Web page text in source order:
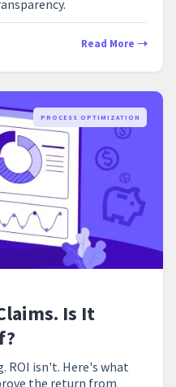
Read More
PROCESS OPTIMIZATION
Is It
ROI isn't. Here's what
the return from